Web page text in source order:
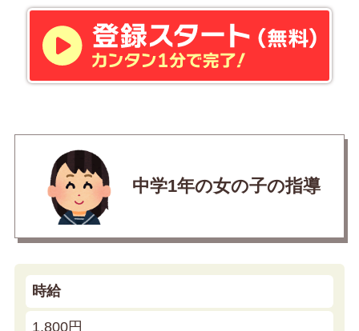
中学1年の女の子の指導
時給
1,800円